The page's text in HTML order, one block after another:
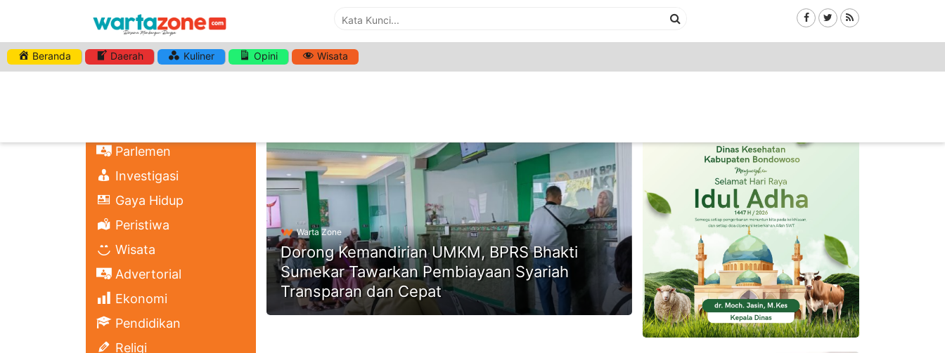
Beranda Daerah Kuliner Opini Wisata
Parlemen
Investigasi
Gaya Hidup
Peristiwa
Wisata
Advertorial
Ekonomi
Pendidikan
Religi
HASHTAG:PEMBIAYAAN UMKM MADURA
Warta Zone
Dorong Kemandirian UMKM, BPRS Bhakti
Sumekar Tawarkan Pembiayaan Syariah
Transparan dan Cepat